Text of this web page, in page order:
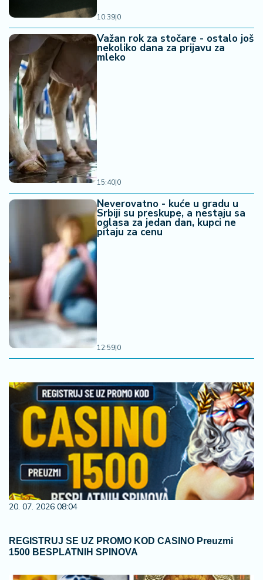
10:39|0
Važan rok za stočare - ostalo još
nekoliko dana za prijavu za
mleko
15:40|0
Neverovatno - kuće u gradu u
Srbiji su preskupe, a nestaju sa
oglasa za jedan dan, kupci ne
pitaju za cenu
12:59|0
20. 07. 2026 08:04
REGISTRUJ SE UZ PROMO KOD CASINO Preuzmi
1500 BESPLATNIH SPINOVA